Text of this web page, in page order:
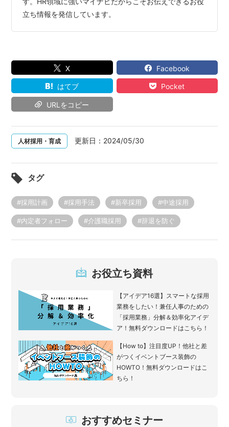
立ち情報を発信しています。
X Facebook
はてブ Pocket
URLをコピー
人材採用・育成 更新日： 2024/05/30
タグ
#採用計画 #採用手法 #新卒採用 #中途採用
#内定者フォロー #介護職採用 #辞退を防ぐ
お役立ち資料
【アイデア16選】スマートな採用
業務をしたい！兼任人事のための
「採用業務」分解＆効率化アイデ
ア！無料ダウンロードはこちら！
【How to】注目度UP！他社と差
がつくイベントブース装飾の
HOWTO！無料ダウンロードはこ
ちら！
おすすめセミナー